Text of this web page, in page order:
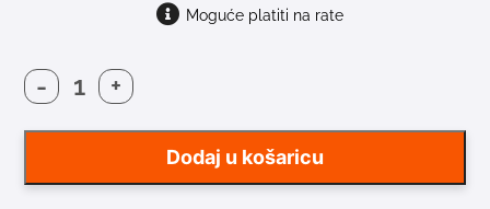
Moguće platiti na rate
-
SVJETLO
FORCE
ATOM
USB
+
Dodaj u košaricu